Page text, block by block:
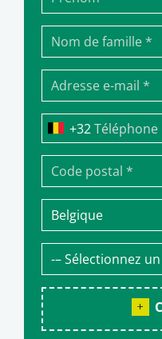
Téléphone